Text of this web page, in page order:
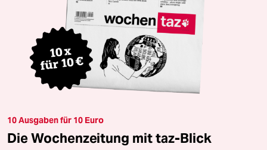
10 Ausgaben für 10 Euro
Die Wochenzeitung mit taz-Blick